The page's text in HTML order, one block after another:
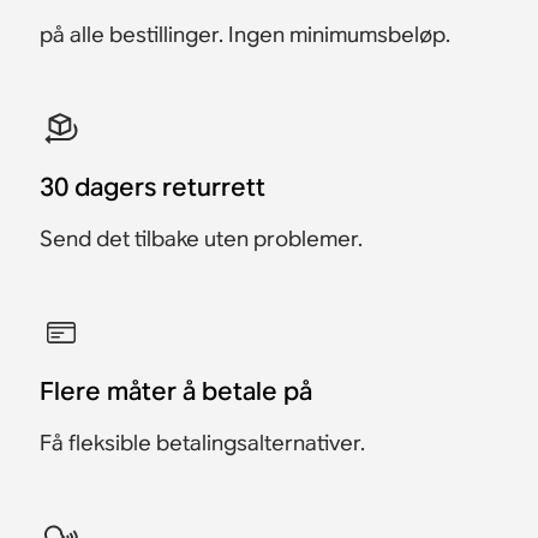
på alle bestillinger. Ingen minimumsbeløp.
30 dagers returrett
Send det tilbake uten problemer.
Flere måter å betale på
Få fleksible betalingsalternativer.